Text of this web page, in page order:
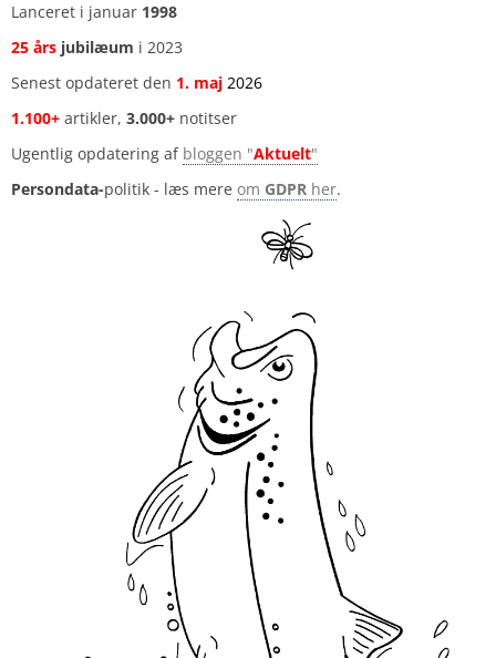
Lanceret i januar 1998
25 års jubilæum i 2023
Senest opdateret den 1. maj 2026
1.100+ artikler, 3.000+ notitser
Ugentlig opdatering af bloggen "Aktuelt"
Persondata-politik - læs mere om GDPR her.